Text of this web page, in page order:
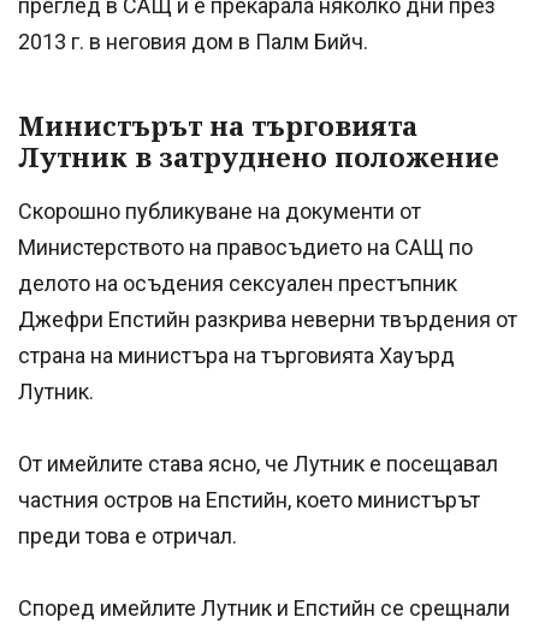
2013 г. в неговия дом в Палм Бийч.
Министърът на търговията
Лутник в затруднено положение
Скорошно публикуване на документи от
Министерството на правосъдието на САЩ по
делото на осъдения сексуален престъпник
Джефри Епстийн разкрива неверни твърдения от
страна на министъра на търговията Хауърд
Лутник.
От имейлите става ясно, че Лутник е посещавал
частния остров на Епстийн, което министърът
преди това е отричал.
Според имейлите Лутник и Епстийн се срещнали